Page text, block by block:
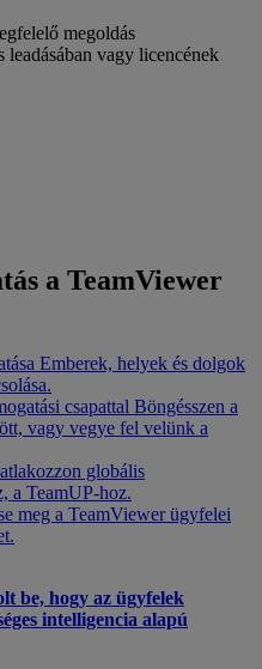
megoldás
leadásában vagy licencének
a TeamViewer
Emberek, helyek és dolgok
csapattal Böngésszen a
vagy vegye fel velünk a
globális
a TeamUP-hoz.
meg a TeamViewer ügyfelei
be, hogy az ügyfelek
intelligencia alapú